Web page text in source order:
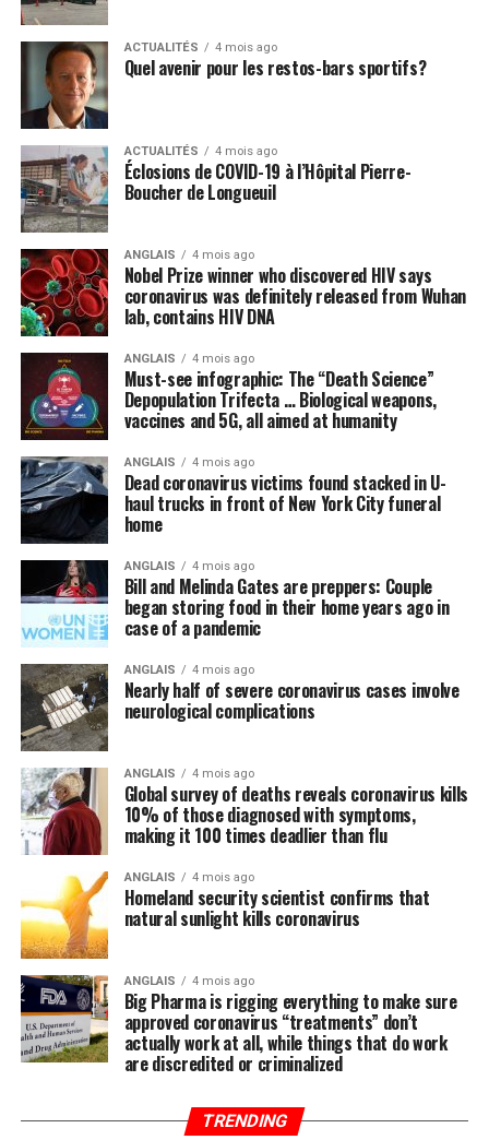
ACTUALITÉS 4 mois ago
Quel avenir pour les restos-bars sportifs?
ACTUALITÉS 4 mois ago
Éclosions de COVID-19 à l’Hôpital Pierre-
Boucher de Longueuil
ANGLAIS 4 mois ago
Nobel Prize winner who discovered HIV says
coronavirus was definitely released from Wuhan
lab, contains HIV DNA
ANGLAIS 4 mois ago
Must-see infographic: The “Death Science”
Depopulation Trifecta … Biological weapons,
vaccines and 5G, all aimed at humanity
ANGLAIS 4 mois ago
Dead coronavirus victims found stacked in U-
haul trucks in front of New York City funeral
home
ANGLAIS 4 mois ago
Bill and Melinda Gates are preppers: Couple
began storing food in their home years ago in
case of a pandemic
ANGLAIS 4 mois ago
Nearly half of severe coronavirus cases involve
neurological complications
ANGLAIS 4 mois ago
Global survey of deaths reveals coronavirus kills
10% of those diagnosed with symptoms,
making it 100 times deadlier than flu
ANGLAIS 4 mois ago
Homeland security scientist confirms that
natural sunlight kills coronavirus
ANGLAIS 4 mois ago
Big Pharma is rigging everything to make sure
approved coronavirus “treatments” don’t
actually work at all, while things that do work
are discredited or criminalized
TRENDING